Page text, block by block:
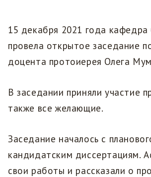
15 декабря 2021 года
провела открытое заседание
доцента протоиерея Олега
В заседании приняли участие
также все желающие.
Заседание началось с
кандидатским диссертациям.
свои работы и рассказали о